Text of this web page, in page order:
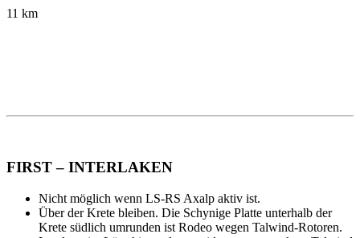
11 km
FIRST – INTERLAKEN
Nicht möglich wenn LS-RS Axalp aktiv ist.
Über der Krete bleiben. Die Schynige Platte unterhalb der
Krete südlich umrunden ist Rodeo wegen Talwind-Rotoren.